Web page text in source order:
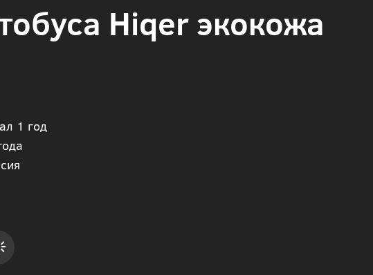
Hiqer экокожа
1 год